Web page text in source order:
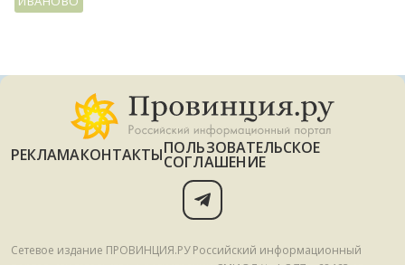
РЕКЛАМАКОНТАКТЫПОЛЬЗОВАТЕЛЬСКОЕ
СОГЛАШЕНИЕ
Сетевое издание ПРОВИНЦИЯ.РУ Российский информационный